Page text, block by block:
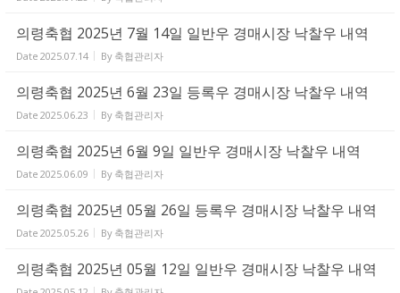
의령축협 2025년 7월 14일 일반우 경매시장 낙찰우 내역
Date 2025.07.14 By 축협관리자
의령축협 2025년 6월 23일 등록우 경매시장 낙찰우 내역
Date 2025.06.23 By 축협관리자
의령축협 2025년 6월 9일 일반우 경매시장 낙찰우 내역
Date 2025.06.09 By 축협관리자
의령축협 2025년 05월 26일 등록우 경매시장 낙찰우 내역
Date 2025.05.26 By 축협관리자
의령축협 2025년 05월 12일 일반우 경매시장 낙찰우 내역